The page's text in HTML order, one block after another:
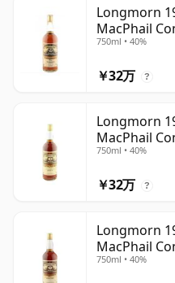
Longmorn
MacPhail
750ml • 40%
￥32万 ?
Longmorn
MacPhail
750ml • 40%
￥32万 ?
Longmorn
MacPhail
750ml • 40%